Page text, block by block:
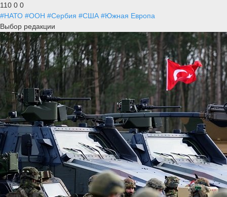
110 0 0
#НАТО #ООН #Сербия #США #Южная Европа
Выбор редакции